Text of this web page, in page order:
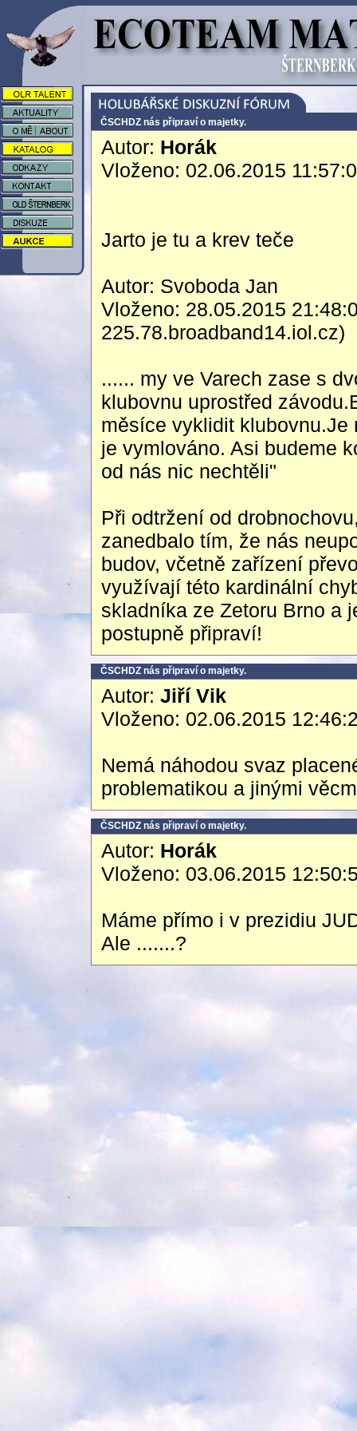
ČSCHDZ nás připraví o majetky.
Autor: Horák
Vloženo: 02.06.2015
Jarto je tu a krev teče
Autor: Svoboda Jan
Vloženo: 28.05.2015
225.78.broadband14.iol.cz)
...... my ve Varech zase s
klubovnu uprostřed
měsíce vyklidit klubovnu.Je
je vymlováno. Asi budeme
od nás nic nechtěli"
Při odtržení od
zanedbalo tím, že nás
budov, včetně zařízení
využívají této kardinální
skladníka ze Zetoru Brno a
postupně připraví!
ČSCHDZ nás připraví o majetky.
Autor: Jiří Vik
Vloženo: 02.06.2015
Nemá náhodou svaz
problematikou a jinými
ČSCHDZ nás připraví o majetky.
Autor: Horák
Vloženo: 03.06.2015
Máme přímo i v prezidiu
Ale .......?